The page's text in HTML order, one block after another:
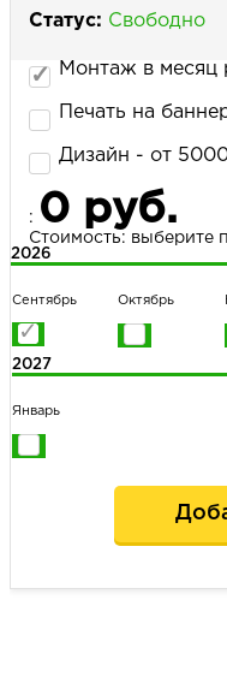
Статус: Свободно
Монтаж в месяц
Печать на
Дизайн - от
: 0 руб.
Стоимость: выберите
2026
Сентябрь Октябрь
2027
Январь